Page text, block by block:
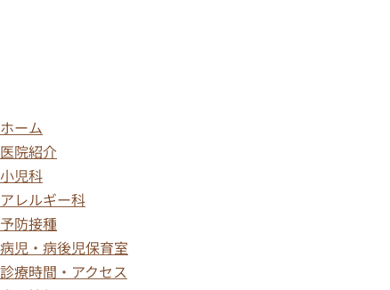
ホーム
医院紹介
小児科
アレルギー科
予防接種
病児・病後児保育室
診療時間・アクセス